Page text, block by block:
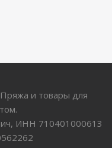
и товары для
ИНН 710401000613